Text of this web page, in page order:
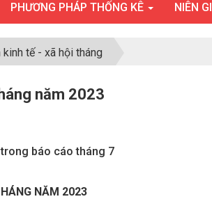
PHƯƠNG PHÁP THỐNG KÊ NIÊN
kinh tế - xã hội tháng
năm 2023
báo cáo tháng 7
NĂM 2023